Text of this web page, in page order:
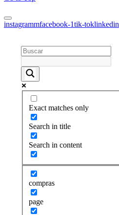
instagrammfacebook-1tik-toklinkedin
Exact matches only
Search in title
Search in content
compras
page